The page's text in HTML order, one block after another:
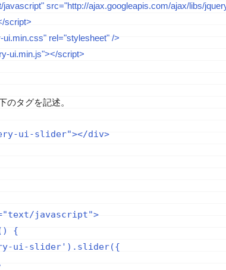
src="http://ajax.googleapis.com/ajax/libs/
script>
ui.min.css" rel="stylesheet" />
ui.min.js"></script>
のタグを記述。
javascript">
{
ui-slider').slider({